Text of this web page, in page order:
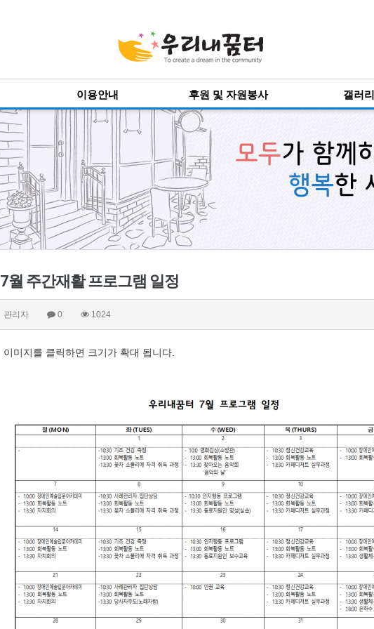
이용안내 후원 및 자원봉사 갤러리
7월 주간재활 프로그램 일정
관리자 0 1024
이미지를 클릭하면 크기가 확대 됩니다.